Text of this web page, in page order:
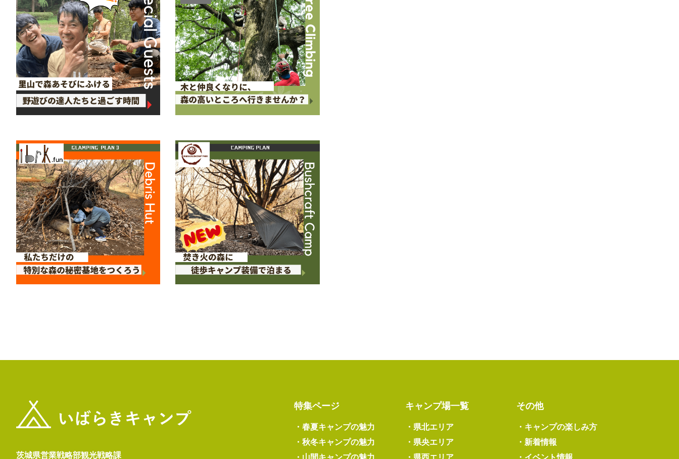
茨城県営業戦略部観光戦略課
特集ページ
・ 春夏キャンプの魅力
・ 秋冬キャンプの魅力
キャンプ場一覧
・ 県北エリア
・ 県央エリア
その他
・ キャンプの楽しみ方
・ 新着情報